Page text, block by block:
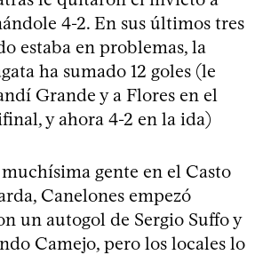
4-2. En sus últimos tres
estaba en problemas, la
ha sumado 12 goles (le
Grande y a Flores en el
y ahora 4-2 en la ida)
gente en el Casto
Canelones empezó
un autogol de Sergio Suffo y
Camejo, pero los locales lo